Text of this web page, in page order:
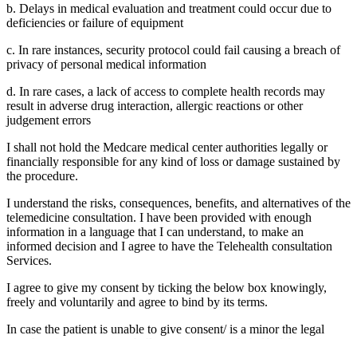
b. Delays in medical evaluation and treatment could occur due to
deficiencies or failure of equipment
c. In rare instances, security protocol could fail causing a breach of
privacy of personal medical information
d. In rare cases, a lack of access to complete health records may
result in adverse drug interaction, allergic reactions or other
judgement errors
I shall not hold the Medcare medical center authorities legally or
financially responsible for any kind of loss or damage sustained by
the procedure.
I understand the risks, consequences, benefits, and alternatives of the
telemedicine consultation. I have been provided with enough
information in a language that I can understand, to make an
informed decision and I agree to have the Telehealth consultation
Services.
I agree to give my consent by ticking the below box knowingly,
freely and voluntarily and agree to bind by its terms.
In case the patient is unable to give consent/ is a minor the legal